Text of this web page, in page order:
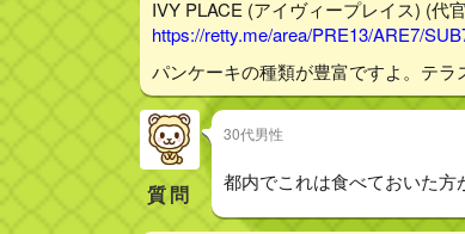
IVY PLACE (アイヴィープレイス) (代
https://retty.me/area/PRE13/ARE7/
パンケーキの種類が豊富ですよ。テラ
質問
30代男性
都内でこれは食べておいた方